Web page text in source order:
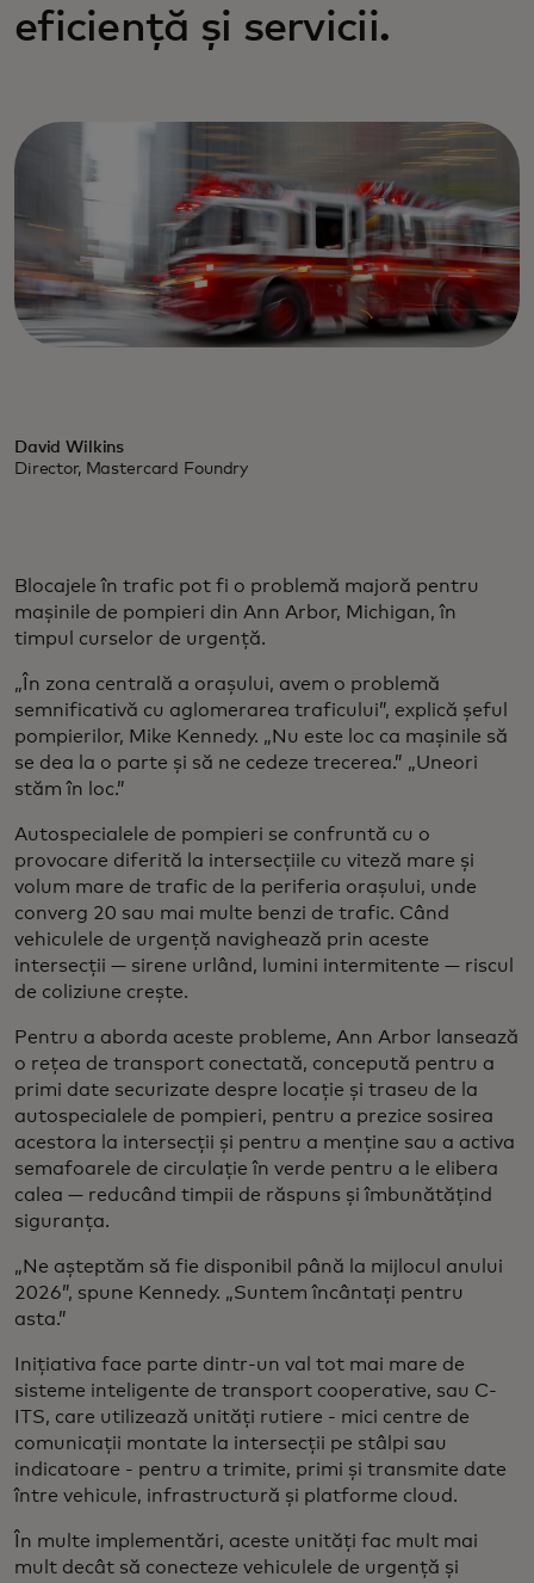
eficiență și servicii.
David Wilkins
Director, Mastercard Foundry
Blocajele în trafic pot fi o problemă majoră pentru
mașinile de pompieri din Ann Arbor, Michigan, în
timpul curselor de urgență.
„În zona centrală a orașului, avem o problemă
semnificativă cu aglomerarea traficului”, explică șeful
pompierilor, Mike Kennedy. „Nu este loc ca mașinile să
se dea la o parte și să ne cedeze trecerea.” „Uneori
stăm în loc.”
Autospecialele de pompieri se confruntă cu o
provocare diferită la intersecțiile cu viteză mare și
volum mare de trafic de la periferia orașului, unde
converg 20 sau mai multe benzi de trafic. Când
vehiculele de urgență navighează prin aceste
intersecții — sirene urlând, lumini intermitente — riscul
de coliziune crește.
Pentru a aborda aceste probleme, Ann Arbor lansează
o rețea de transport conectată, concepută pentru a
primi date securizate despre locație și traseu de la
autospecialele de pompieri, pentru a prezice sosirea
acestora la intersecții și pentru a menține sau a activa
semafoarele de circulație în verde pentru a le elibera
calea — reducând timpii de răspuns și îmbunătățind
siguranța.
„Ne așteptăm să fie disponibil până la mijlocul anului
2026”, spune Kennedy. „Suntem încântați pentru
asta.”
Inițiativa face parte dintr-un val tot mai mare de
sisteme inteligente de transport cooperative, sau C-
ITS, care utilizează unități rutiere - mici centre de
comunicații montate la intersecții pe stâlpi sau
indicatoare - pentru a trimite, primi și transmite date
între vehicule, infrastructură și platforme cloud.
În multe implementări, aceste unități fac mult mai
mult decât să conecteze vehiculele de urgență și